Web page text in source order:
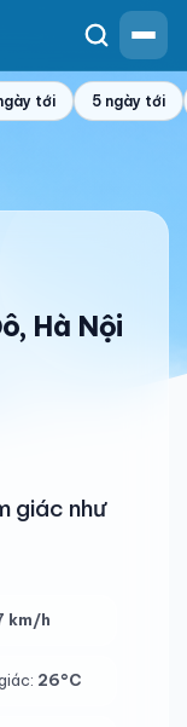
tới 5 ngày tới
Hà Nội
giác như
km/h
26°C